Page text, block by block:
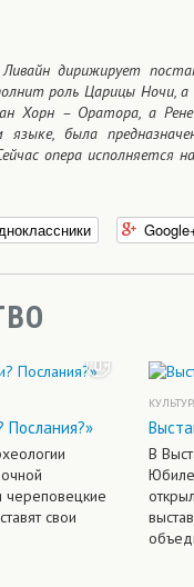
дирижирует
роль Царицы Ночи, а
Хорн – Оратора, а
была
опера исполняется
Послания?»
череповецкие
свои
В